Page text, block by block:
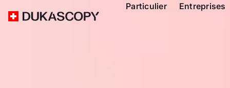
Particulier Entreprises